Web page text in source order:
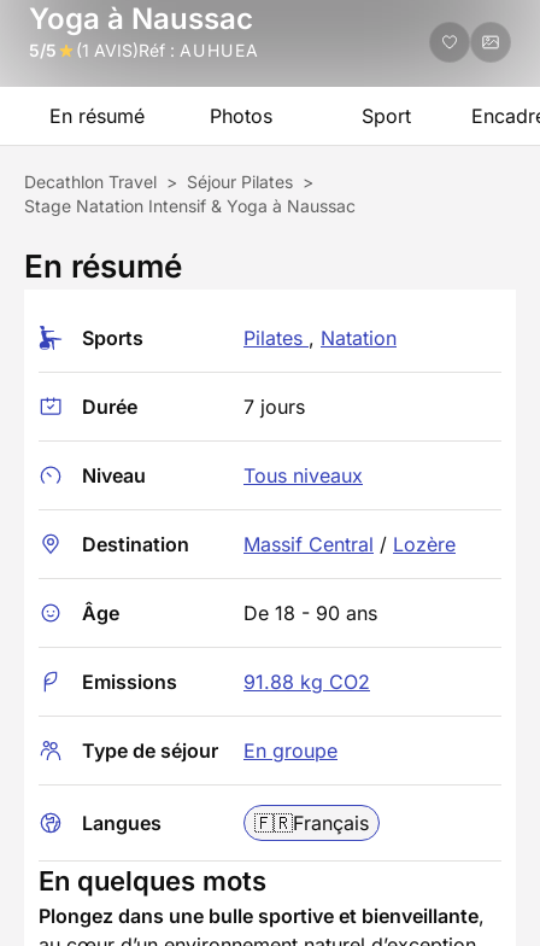
Yoga à Naussac
5/5 (1 AVIS)Réf : AUHUEA
En résumé Photos Sport
Decathlon Travel > Séjour Pilates >
Stage Natation Intensif & Yoga à Naussac
En résumé
Sports Pilates , Natation
Durée 7 jours
Niveau Tous niveaux
Destination Massif Central / Lozère
Âge De 18 - 90 ans
Emissions 91.88 kg CO2
Type de séjour En groupe
Langues 🇫🇷Français
En quelques mots
Plongez dans une bulle sportive et bienveillante,